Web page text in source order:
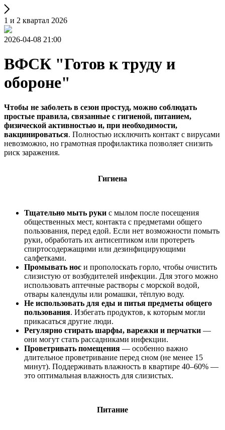
1 и 2 квартал 2026
2026-04-08 21:00
ВФСК "Готов к труду и
обороне"
Чтобы не заболеть в сезон простуд, можно соблюдать
простые правила, связанные с гигиеной, питанием,
физической активностью и, при необходимости,
вакцинироваться. Полностью исключить контакт с вирусами
невозможно, но грамотная профилактика позволяет снизить
риск заражения.
Гигиена
Тщательно мыть руки с мылом после посещения
общественных мест, контакта с предметами общего
пользования, перед едой. Если нет возможности помыть
руки, обработать их антисептиком или протереть
спиртосодержащими или дезинфицирующими
салфетками.
Промывать нос и прополоскать горло, чтобы очистить
слизистую от возбудителей инфекции. Для этого можно
использовать аптечные растворы с морской водой,
отвары календулы или ромашки, тёплую воду.
Не использовать для еды и питья предметы общего
пользования. Избегать продуктов, к которым могли
прикасаться другие люди.
Регулярно стирать шарфы, варежки и перчатки —
они могут стать рассадниками инфекции.
Проветривать помещения — особенно важно
длительное проветривание перед сном (не менее 15
минут). Поддерживать влажность в квартире 40–60% —
это оптимальная влажность для слизистых.
Питание